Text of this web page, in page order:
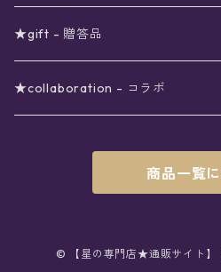
〜6000円
〜7000円
〜10000円
アロマスプレー
夜空の星月
扇子(うちわ)
インテリア
キッチン
月
星
月
ネックレス
星
チョーカー
ブレスレット
ブローチ
スター
フラワー
トップス
ブラウス
ボトムス
レックウォーマー
ショルダー
珈琲
紅茶
prologue passage
★gift - 贈答品
ラッピング用オプション
バレンタインギフト
母の日ギフト
★collaboration - コラボ
Stellatium(姉妹店委託)
JUNK FOOD OPERA
MOON BEAR(姉妹店委託)
商品一覧
© 【星の専門店★通販サイト】